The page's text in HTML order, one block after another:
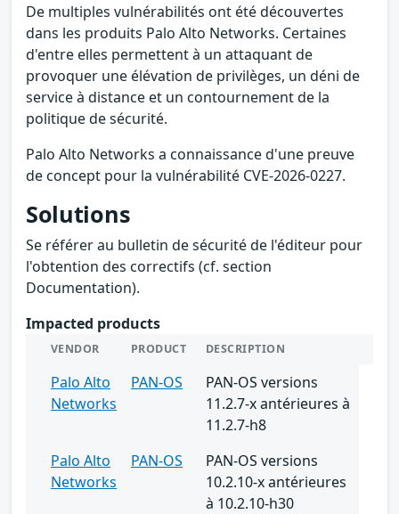
De multiples vulnérabilités ont été découvertes
dans les produits Palo Alto Networks. Certaines
d'entre elles permettent à un attaquant de
provoquer une élévation de privilèges, un déni de
service à distance et un contournement de la
politique de sécurité.
Palo Alto Networks a connaissance d'une preuve
de concept pour la vulnérabilité CVE-2026-0227.
Solutions
Se référer au bulletin de sécurité de l'éditeur pour
l'obtention des correctifs (cf. section
Documentation).
Impacted products
VENDOR PRODUCT DESCRIPTION
Palo Alto
Networks
PAN-OS
PAN-OS versions
11.2.7-x antérieures à
11.2.7-h8
Palo Alto
Networks
PAN-OS
PAN-OS versions
10.2.10-x antérieures
à 10.2.10-h30